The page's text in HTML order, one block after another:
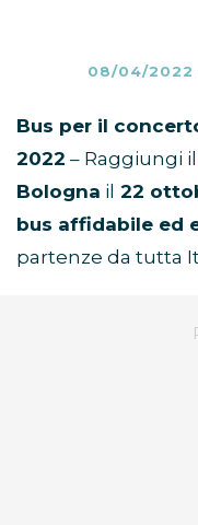
08/04/2022
partenze da tutta